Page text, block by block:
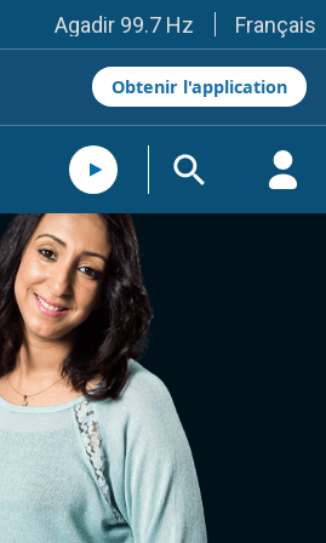
Agadir 99.7 Hz
Tanger 103.3 Hz
Tétouan 87.8 Hz
Fès 98.8 Hz
Meknès 97.2 Hz
El Jadida 97.3
Settat 104,6
Essaouira 96.6
Safi 92.3
Taza 103.0
Taounate 95.6
Tiznit 103.1
SkhourRhamna 92.2
Taroudant 104.9
Guelmim 91.9
Tan-Tan 95.2
Tafraout 104.9
Casablanca 92.5 Hz
Rabat, Salé 106.9 Hz
Marrakech 90.5 Hz
Français
Obtenir l'application